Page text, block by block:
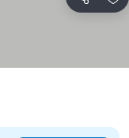
Partilhar